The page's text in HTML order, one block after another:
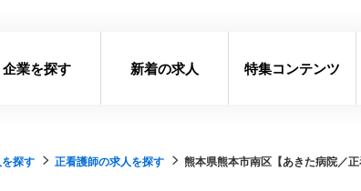
企業を探す 新着の求人 特集コンテンツ
探す 正看護師の求人を探す 熊本県熊本市南区【あきた病院／